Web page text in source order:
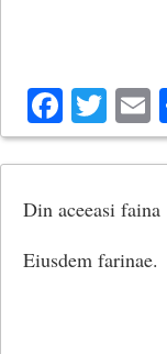
Din aceeasi
Eiusdem farinae.